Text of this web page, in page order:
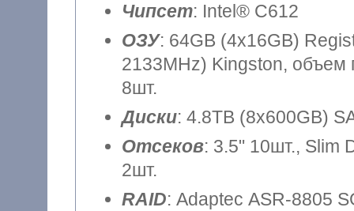
Чипсет: Intel® C612
ОЗУ: 64GB (4x16GB)
2133MHz) Kingston, объем
8шт.
Диски: 4.8TB (8x600GB)
Отсеков: 3.5" 10шт., Slim
2шт.
RAID: Adaptec ASR-8805